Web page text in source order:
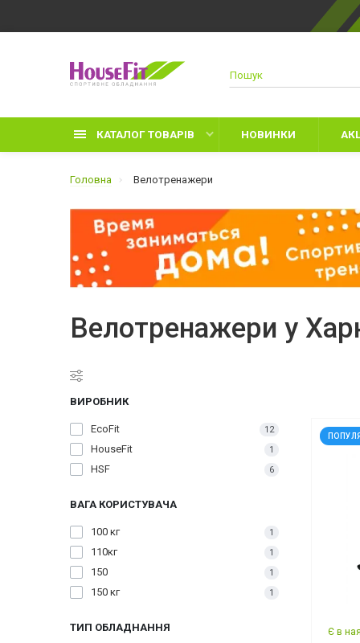
КАТАЛОГ ТОВАРІВ НОВИНКИ
Головна Велотренажери
Велотренажери у
ВИРОБНИК
EcoFit 12
HouseFit 1
HSF 6
ВАГА КОРИСТУВАЧА
100 кг 1
110кг 1
150 1
150 кг 1
ТИП ОБЛАДНАННЯ Є в